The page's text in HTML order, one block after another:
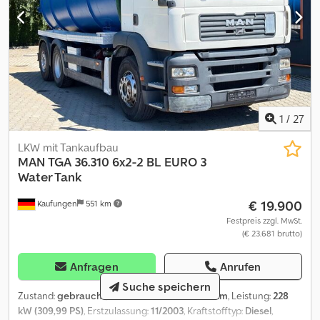
1 / 27
Kaufungen 551 km
LKW mit Tankaufbau
MAN TGA 36.310 6x2-2 BL EURO 3
Water Tank
€ 19.900
Festpreis zzgl. MwSt.
(€ 23.681 brutto)
Anfragen Anrufen
Zustand:gebraucht , Kilometerstand: 462.231 km, Leistung: 228
kW (309,99 PS) , Erstzulassung:11/2003 , Kraftstofftyp: Diesel
Suche speichern